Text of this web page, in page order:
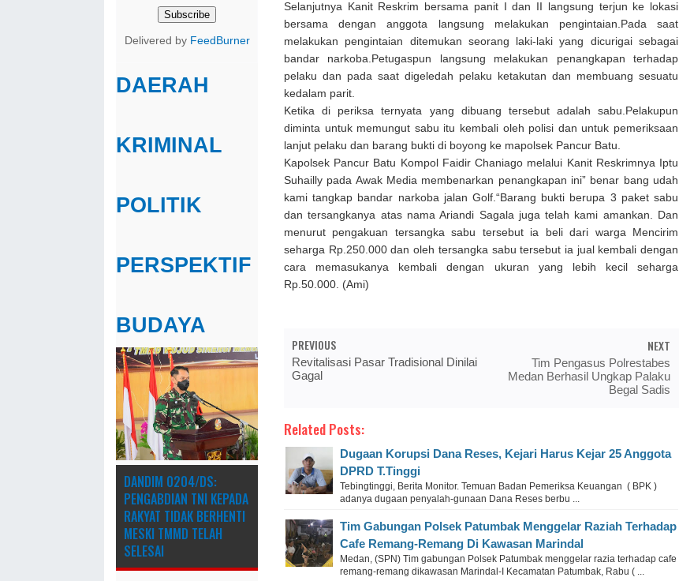
Delivered by FeedBurner
DAERAH
KRIMINAL
POLITIK
PERSPEKTIF
BUDAYA
DANDIM 0204/DS:
PENGABDIAN TNI KEPADA
RAKYAT TIDAK BERHENTI
MESKI ​TMMD TELAH
SELESAI
Selanjutnya Kanit Reskrim bersama panit I dan II langsung terjun ke lokasi
bersama dengan anggota langsung melakukan pengintaian.Pada saat
melakukan pengintaian ditemukan seorang laki-laki yang dicurigai sebagai
bandar narkoba.Petugaspun langsung melakukan penangkapan terhadap
pelaku dan pada saat digeledah pelaku ketakutan dan membuang sesuatu
kedalam parit.
Ketika di periksa ternyata yang dibuang tersebut adalah sabu.Pelakupun
diminta untuk memungut sabu itu kembali oleh polisi dan untuk pemeriksaan
lanjut pelaku dan barang bukti di boyong ke mapolsek Pancur Batu.
Kapolsek Pancur Batu Kompol Faidir Chaniago melalui Kanit Reskrimnya Iptu
Suhailly pada Awak Media membenarkan penangkapan ini” benar bang udah
kami tangkap bandar narkoba jalan Golf.“Barang bukti berupa 3 paket sabu
dan tersangkanya atas nama Ariandi Sagala juga telah kami amankan. Dan
menurut pengakuan tersangka sabu tersebut ia beli dari warga Mencirim
seharga Rp.250.000 dan oleh tersangka sabu tersebut ia jual kembali dengan
cara memasukanya kembali dengan ukuran yang lebih kecil seharga
Rp.50.000. (Ami)
PREVIOUS
Revitalisasi Pasar Tradisional Dinilai
Gagal
NEXT
Tim Pengasus Polrestabes
Medan Berhasil Ungkap Palaku
Begal Sadis
Related Posts:
Dugaan Korupsi Dana Reses, Kejari Harus Kejar 25 Anggota
DPRD T.Tinggi
Tebingtinggi, Berita Monitor. Temuan Badan Pemeriksa Keuangan ( BPK )
adanya dugaan penyalah-gunaan Dana Reses berbu ...
Tim Gabungan Polsek Patumbak Menggelar Raziah Terhadap
Cafe Remang-Remang Di Kawasan Marindal
Medan, (SPN) Tim gabungan Polsek Patumbak menggelar razia terhadap cafe
remang-remang dikawasan Marindal-I Kecamatan Patumbak, Rabu ( ...